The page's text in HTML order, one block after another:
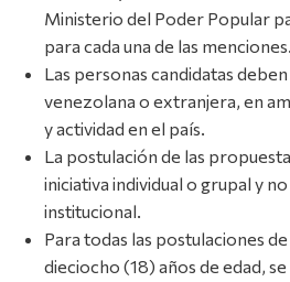
Ministerio del Poder Popular
para cada una de las menciones.
Las personas candidatas
venezolana o extranjera, en
y actividad en el país.
La postulación de las
iniciativa individual o grupal y
institucional.
Para todas las postulaciones
dieciocho (18) años de edad,